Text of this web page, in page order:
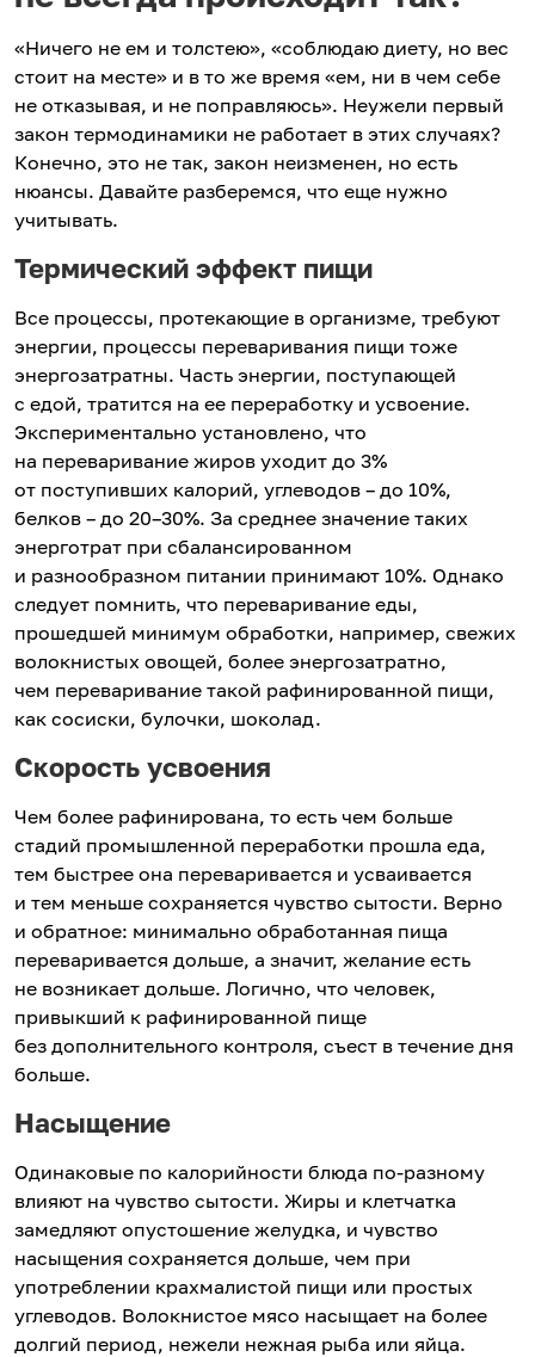
«Ничего не ем и толстею», «соблюдаю диету, но вес
стоит на месте» и в то же время «ем, ни в чем себе
не отказывая, и не поправляюсь». Неужели первый
закон термодинамики не работает в этих случаях?
Конечно, это не так, закон неизменен, но есть
нюансы. Давайте разберемся, что еще нужно
учитывать.
Термический эффект пищи
Все процессы, протекающие в организме, требуют
энергии, процессы переваривания пищи тоже
энергозатратны. Часть энергии, поступающей
с едой, тратится на ее переработку и усвоение.
Экспериментально установлено, что
на переваривание жиров уходит до 3%
от поступивших калорий, углеводов – до 10%,
белков – до 20–30%. За среднее значение таких
энерготрат при сбалансированном
и разнообразном питании принимают 10%. Однако
следует помнить, что переваривание еды,
прошедшей минимум обработки, например, свежих
волокнистых овощей, более энергозатратно,
чем переваривание такой рафинированной пищи,
как сосиски, булочки, шоколад.
Скорость усвоения
Чем более рафинирована, то есть чем больше
стадий промышленной переработки прошла еда,
тем быстрее она переваривается и усваивается
и тем меньше сохраняется чувство сытости. Верно
и обратное: минимально обработанная пища
переваривается дольше, а значит, желание есть
не возникает дольше. Логично, что человек,
привыкший к рафинированной пище
без дополнительного контроля, съест в течение дня
больше.
Насыщение
Одинаковые по калорийности блюда по‑разному
влияют на чувство сытости. Жиры и клетчатка
замедляют опустошение желудка, и чувство
насыщения сохраняется дольше, чем при
употреблении крахмалистой пищи или простых
углеводов. Волокнистое мясо насыщает на более
долгий период, нежели нежная рыба или яйца.